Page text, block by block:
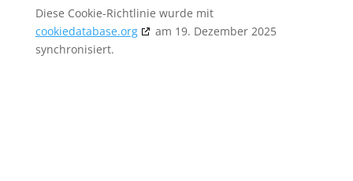
Diese Cookie-Richtlinie wurde mit
cookiedatabase.org
am 19. Dezember 2025
synchronisiert.